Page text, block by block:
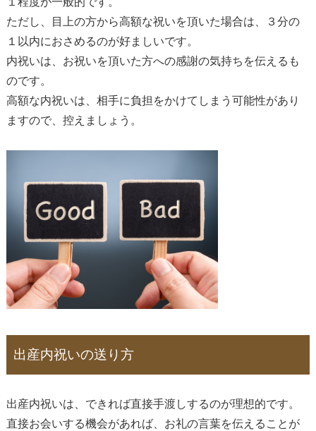
ただし、目上の方から高額な祝いを頂いた場合は、３分の
１以内におさめるのが好ましいです。
内祝いは、お祝いを頂いた方への感謝の気持ちを伝えるも
のです。
高額な内祝いは、相手に負担をかけてしまう可能性があり
ますので、控えましょう。
出産内祝いの送り方
出産内祝いは、できれば直接手渡しするのが理想的です。
直接お会いする機会があれば、お礼の言葉を伝えることが